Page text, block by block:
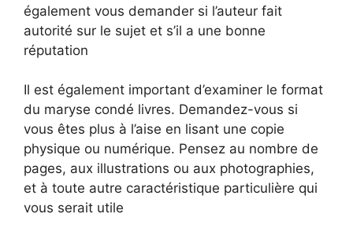
également vous demander si l’auteur fait
autorité sur le sujet et s’il a une bonne
réputation
Il est également important d’examiner le format
du maryse condé livres. Demandez-vous si
vous êtes plus à l’aise en lisant une copie
physique ou numérique. Pensez au nombre de
pages, aux illustrations ou aux photographies,
et à toute autre caractéristique particulière qui
vous serait utile